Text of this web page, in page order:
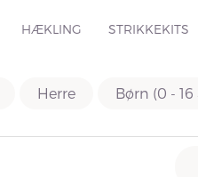
HÆKLING STRIKKEKITS
Herre Børn (0 - 16